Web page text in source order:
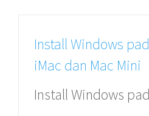
Install Windows
iMac dan Mac Mini
Install Windows
Mac Arena Ambasador